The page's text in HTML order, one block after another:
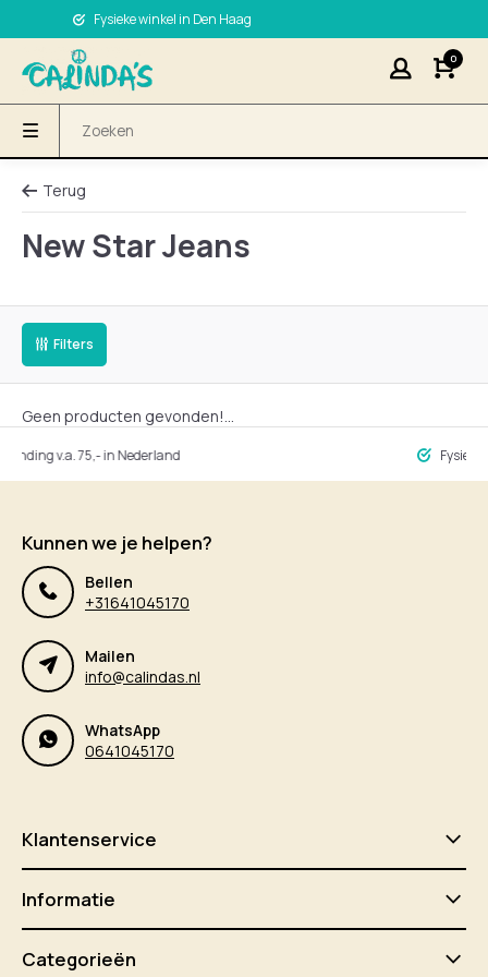
Fysieke winkel in Den Haag
0
Terug
New Star Jeans
Filters
Geen producten gevonden!...
v.a. 75,- in Nederland Fysieke
Kunnen we je helpen?
Bellen
+31641045170
Mailen
info@calindas.nl
WhatsApp
0641045170
Klantenservice
Informatie
Categorieën